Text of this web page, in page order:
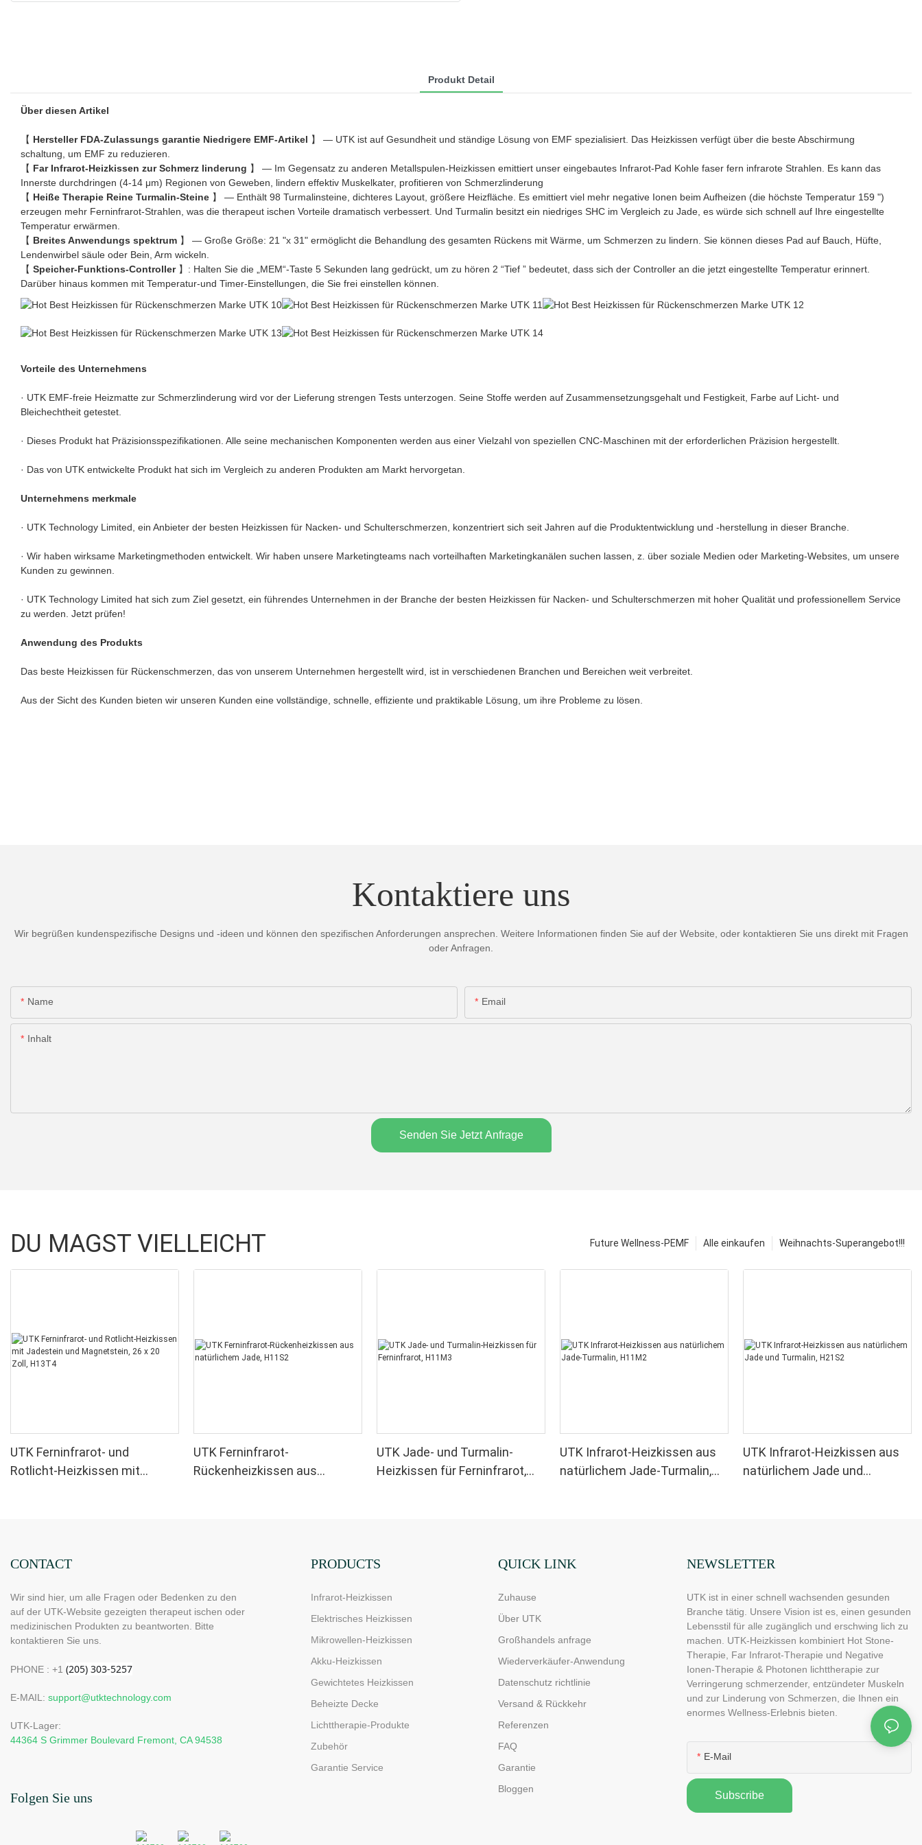
Produkt Detail
Über diesen Artikel
【 Hersteller FDA-Zulassungs garantie Niedrigere EMF-Artikel 】 — UTK ist auf Gesundheit und ständige Lösung von EMF spezialisiert. Das Heizkissen verfügt über die beste Abschirmung
schaltung, um EMF zu reduzieren.
【 Far Infrarot-Heizkissen zur Schmerz linderung 】 — Im Gegensatz zu anderen Metallspulen-Heizkissen emittiert unser eingebautes Infrarot-Pad Kohle faser fern infrarote Strahlen. Es kann das
Innerste durchdringen (4-14 μm) Regionen von Geweben, lindern effektiv Muskelkater, profitieren von Schmerzlinderung
【 Heiße Therapie Reine Turmalin-Steine 】 — Enthält 98 Turmalinsteine, dichteres Layout, größere Heizfläche. Es emittiert viel mehr negative Ionen beim Aufheizen (die höchste Temperatur 159 ")
erzeugen mehr Ferninfrarot-Strahlen, was die therapeut ischen Vorteile dramatisch verbessert. Und Turmalin besitzt ein niedriges SHC im Vergleich zu Jade, es würde sich schnell auf Ihre eingestellte
Temperatur erwärmen.
【 Breites Anwendungs spektrum 】 — Große Größe: 21 "x 31" ermöglicht die Behandlung des gesamten Rückens mit Wärme, um Schmerzen zu lindern. Sie können dieses Pad auf Bauch, Hüfte,
Lendenwirbel säule oder Bein, Arm wickeln.
【 Speicher-Funktions-Controller 】: Halten Sie die „MEM“-Taste 5 Sekunden lang gedrückt, um zu hören 2 “Tief ” bedeutet, dass sich der Controller an die jetzt eingestellte Temperatur erinnert.
Darüber hinaus kommen mit Temperatur-und Timer-Einstellungen, die Sie frei einstellen können.
Vorteile des Unternehmens
· UTK EMF-freie Heizmatte zur Schmerzlinderung wird vor der Lieferung strengen Tests unterzogen. Seine Stoffe werden auf Zusammensetzungsgehalt und Festigkeit, Farbe auf Licht- und
Bleichechtheit getestet.
· Dieses Produkt hat Präzisionsspezifikationen. Alle seine mechanischen Komponenten werden aus einer Vielzahl von speziellen CNC-Maschinen mit der erforderlichen Präzision hergestellt.
· Das von UTK entwickelte Produkt hat sich im Vergleich zu anderen Produkten am Markt hervorgetan.
Unternehmens merkmale
· UTK Technology Limited, ein Anbieter der besten Heizkissen für Nacken- und Schulterschmerzen, konzentriert sich seit Jahren auf die Produktentwicklung und -herstellung in dieser Branche.
· Wir haben wirksame Marketingmethoden entwickelt. Wir haben unsere Marketingteams nach vorteilhaften Marketingkanälen suchen lassen, z. über soziale Medien oder Marketing-Websites, um unsere
Kunden zu gewinnen.
· UTK Technology Limited hat sich zum Ziel gesetzt, ein führendes Unternehmen in der Branche der besten Heizkissen für Nacken- und Schulterschmerzen mit hoher Qualität und professionellem Service
zu werden. Jetzt prüfen!
Anwendung des Produkts
Das beste Heizkissen für Rückenschmerzen, das von unserem Unternehmen hergestellt wird, ist in verschiedenen Branchen und Bereichen weit verbreitet.
Aus der Sicht des Kunden bieten wir unseren Kunden eine vollständige, schnelle, effiziente und praktikable Lösung, um ihre Probleme zu lösen.
Kontaktiere uns
Wir begrüßen kundenspezifische Designs und -ideen und können den spezifischen Anforderungen ansprechen. Weitere Informationen finden Sie auf der Website, oder kontaktieren Sie uns direkt mit Fragen
oder Anfragen.
Name Email
Inhalt
Senden Sie Jetzt Anfrage
DU MAGST VIELLEICHT Weihnachts-Superangebot!!!
Alle einkaufen
Future Wellness-PEMF
UTK Ferninfrarot- und
Rotlicht-Heizkissen mit
UTK Ferninfrarot-
Rückenheizkissen aus
UTK Jade- und Turmalin-
Heizkissen für Ferninfrarot,
UTK Infrarot-Heizkissen aus
natürlichem Jade-Turmalin,
UTK Infrarot-Heizkissen aus
natürlichem Jade und
CONTACT
Wir sind hier, um alle Fragen oder Bedenken zu den
auf der UTK-Website gezeigten therapeut ischen oder
medizinischen Produkten zu beantworten. Bitte
kontaktieren Sie uns.
PHONE : +1
E-MAIL: support@utktechnology.com
UTK-Lager:
44364 S Grimmer Boulevard Fremont, CA 94538
Folgen Sie uns
PRODUCTS
Infrarot-Heizkissen
Elektrisches Heizkissen
Mikrowellen-Heizkissen
Akku-Heizkissen
Gewichtetes Heizkissen
Beheizte Decke
Lichttherapie-Produkte
Zubehör
Garantie Service
QUICK LINK
Zuhause
Über UTK
Großhandels anfrage
Wiederverkäufer-Anwendung
Datenschutz richtlinie
Versand & Rückkehr
Referenzen
FAQ
Garantie
Bloggen
NEWSLETTER
UTK ist in einer schnell wachsenden gesunden
Branche tätig. Unsere Vision ist es, einen gesunden
Lebensstil für alle zugänglich und erschwing lich zu
machen. UTK-Heizkissen kombiniert Hot Stone-
Therapie, Far Infrarot-Therapie und Negative
Ionen-Therapie & Photonen lichttherapie zur
Verringerung schmerzender, entzündeter Muskeln
und zur Linderung von Schmerzen, die Ihnen ein
enormes Wellness-Erlebnis bieten.
E-Mail
Subscribe